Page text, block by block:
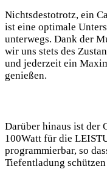
Nichtsdestotrotz, ein
ist eine optimale​
unterwegs. Dank der
wir ⁢uns stets⁤ des
und jederzeit ein
genießen.
Darüber hinaus⁣ ist der
100Watt für die
programmierbar, so
Tiefentladung